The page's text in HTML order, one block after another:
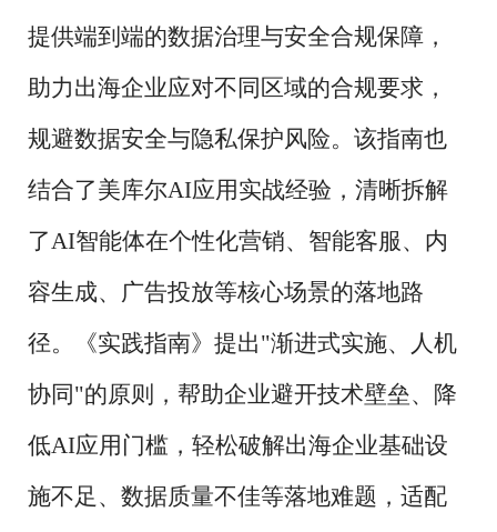
提供端到端的数据治理与安全合规保障，
助力出海企业应对不同区域的合规要求，
规避数据安全与隐私保护风险。该指南也
结合了美库尔AI应用实战经验，清晰拆解
了AI智能体在个性化营销、智能客服、内
容生成、广告投放等核心场景的落地路
径。《实践指南》提出"渐进式实施、人机
协同"的原则，帮助企业避开技术壁垒、降
低AI应用门槛，轻松破解出海企业基础设
施不足、数据质量不佳等落地难题，适配